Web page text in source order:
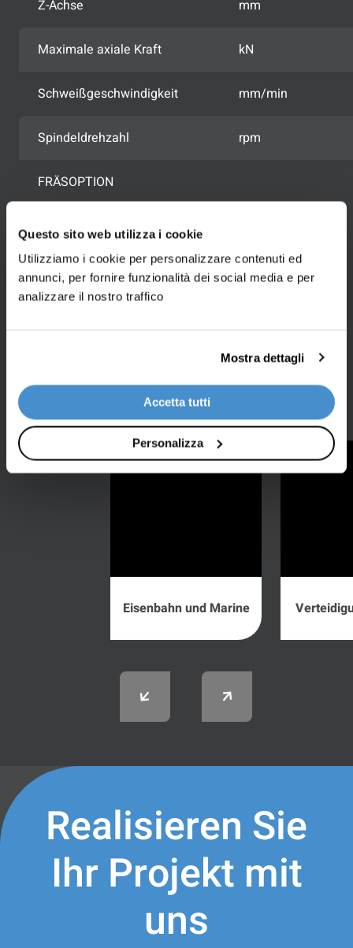
Questo sito web utilizza i cookie
Utilizziamo i cookie per personalizzare contenuti ed
annunci, per fornire funzionalità dei social media e per
analizzare il nostro traffico
Mostra dettagli
Accetta tutti
Personalizza
Z-Achse mm
Maximale axiale Kraft kN
Schweißgeschwindigkeit mm/min
Spindeldrehzahl rpm
FRÄSOPTION
Sektoren der Beschäftigung
Die Vielseitigkeit von
dient
folgenden Sektoren:
Eisenbahn und Marine
Realisieren Sie
Ihr Projekt mit
uns